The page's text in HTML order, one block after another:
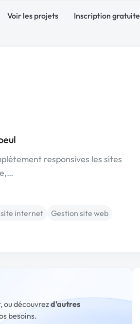
Voir les projets Inscription gratuite
responsives les sites
internet
Gestion site web
ou découvrezd'autres
besoins.